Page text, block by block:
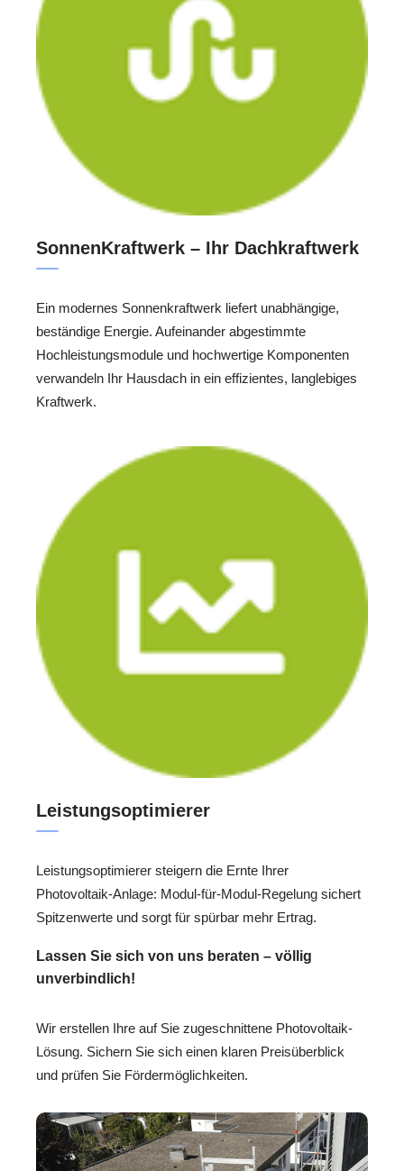
SonnenKraftwerk – Ihr Dachkraftwerk
Ein modernes Sonnenkraftwerk liefert unabhängige,
beständige Energie. Aufeinander abgestimmte
Hochleistungsmodule und hochwertige Komponenten
verwandeln Ihr Hausdach in ein effizientes, langlebiges
Kraftwerk.
Leistungsoptimierer
Leistungsoptimierer steigern die Ernte Ihrer
Photovoltaik-Anlage: Modul-für-Modul-Regelung sichert
Spitzenwerte und sorgt für spürbar mehr Ertrag.
Lassen Sie sich von uns beraten – völlig
unverbindlich!
Wir erstellen Ihre auf Sie zugeschnittene Photovoltaik-
Lösung. Sichern Sie sich einen klaren Preisüberblick
und prüfen Sie Fördermöglichkeiten.